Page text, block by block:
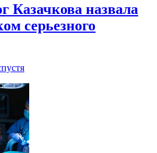
Казачкова назвала
серьезного